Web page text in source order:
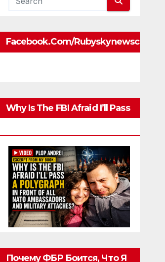
Facebook.com/rubyskynewscom
Why Is The FBI Afraid I’ll Pass
Почему ФБР Боится, Что Я